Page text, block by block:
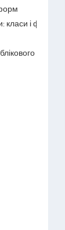
і файли
запису